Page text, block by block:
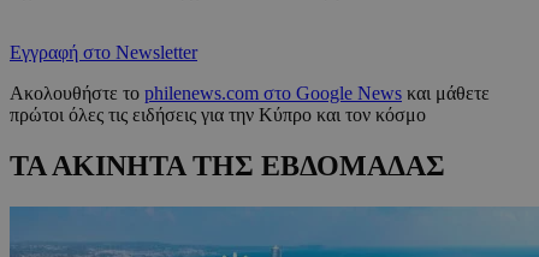
Εγγραφή στο Newsletter
Ακολουθήστε το philenews.com στο Google News και μάθετε
πρώτοι όλες τις ειδήσεις για την Κύπρο και τον κόσμο
ΤΑ ΑΚΙΝΗΤΑ ΤΗΣ ΕΒΔΟΜΑΔΑΣ